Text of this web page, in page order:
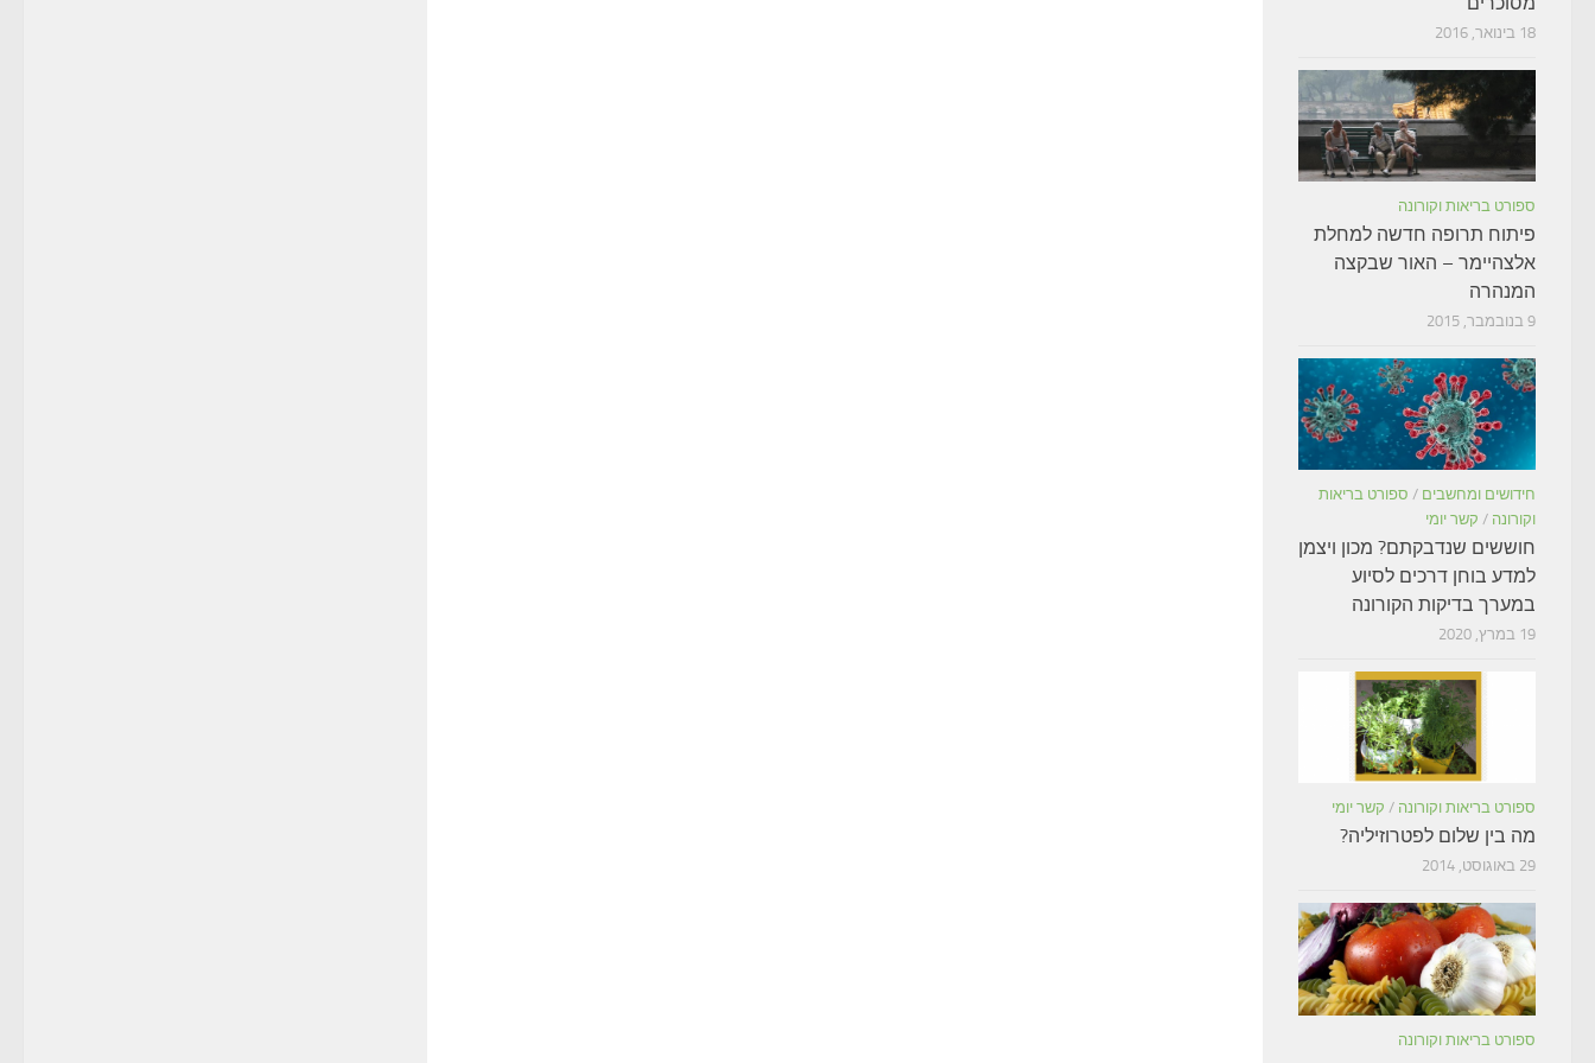
18 בינואר, 2016
ספורט בריאות וקורונה
פיתוח תרופה חדשה למחלת
אלצהיימר – האור שבקצה
המנהרה
9 בנובמבר, 2015
חידושים ומחשבים / ספורט בריאות
וקורונה / קשר יומי
חוששים שנדבקתם? מכון ויצמן
למדע בוחן דרכים לסיוע
במערך בדיקות הקורונה
19 במרץ, 2020
ספורט בריאות וקורונה / קשר יומי
מה בין שלום לפטרוזיליה?
29 באוגוסט, 2014
ספורט בריאות וקורונה